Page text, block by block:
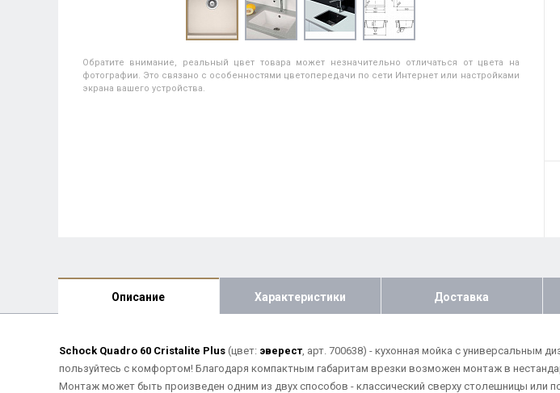
Обратите внимание, реальный цвет товара может незначительно отличаться от цвета на
фотографии. Это связано с особенностями цветопередачи по сети Интернет или настройками
экрана вашего устройства.
Описание Характеристики Доставка
Schock Quadro 60 Cristalite Plus(цвет: эверест, арт. 700638) - кухонная мойка с универсальным
пользуйтесь с комфортом! Благодаря компактным габаритам врезки возможен монтаж в
Монтаж может быть произведен одним из двух способов - классический сверху столешницы или